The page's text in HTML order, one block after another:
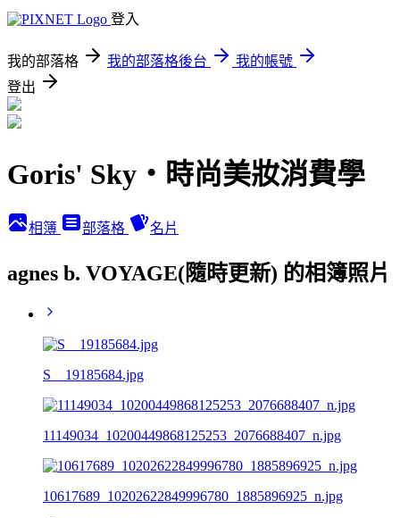
登入
我的部落格 我的部落格後台
我的帳號
登出
Goris' Sky‧時尚美妝消費學
相簿 部落格 名片
agnes b. VOYAGE(隨時更新) 的相簿照片
S__19185684.jpg
11149034_10200449868125253_2076688407_n.jpg
10617689_10202622849996780_1885896925_n.jpg